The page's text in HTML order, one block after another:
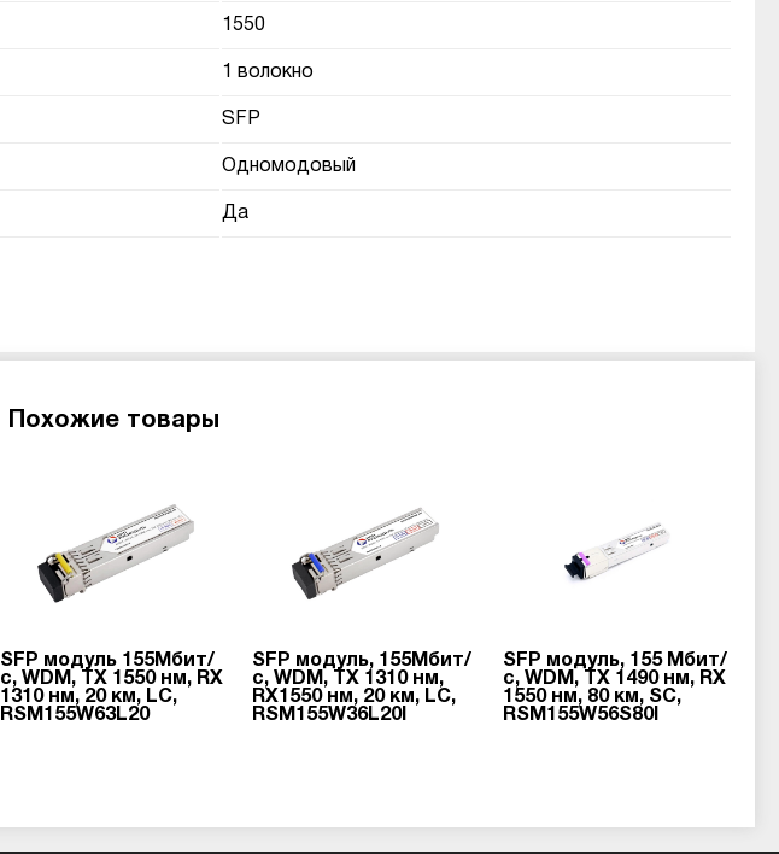
1550
1 волокно
SFP
Одномодовый
Да
Похожие товары
SFP модуль 155Мбит/
с, WDM, TX 1550 нм, RX
1310 нм, 20 км, LC,
RSM155W63L20
SFP модуль, 155Мбит/
с, WDM, TX 1310 нм,
RX1550 нм, 20 км, LC,
RSM155W36L20I
SFP модуль, 155 Мбит/
с, WDM, TX 1490 нм, RX
1550 нм, 80 км, SC,
RSM155W56S80I